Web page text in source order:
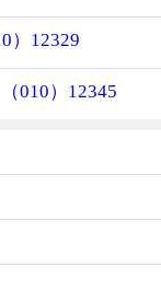
）12329
（010）12345